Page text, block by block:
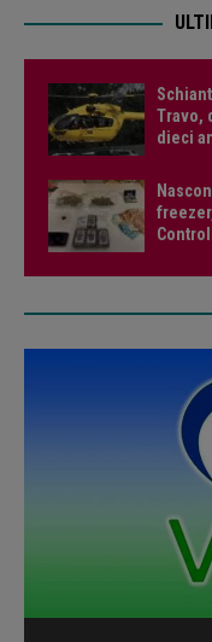
Travo,
dieci